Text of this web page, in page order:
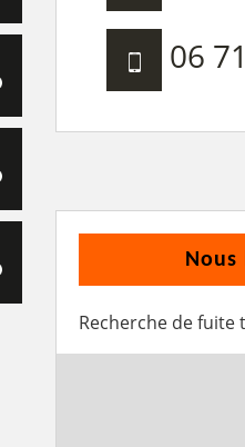
06
Recherche de